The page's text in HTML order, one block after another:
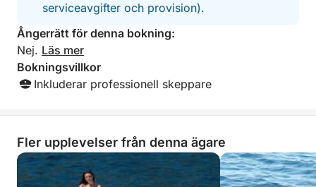
serviceavgifter och provision).
Ångerrätt för denna bokning:
Nej. Läs mer
Bokningsvillkor
Inkluderar professionell skeppare
Fler upplevelser från denna ägare